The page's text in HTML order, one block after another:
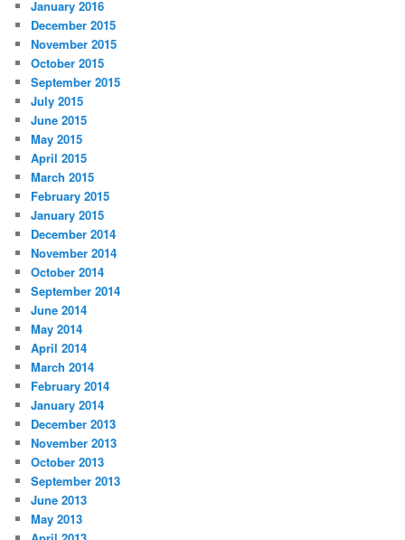
January 2016
December 2015
November 2015
October 2015
September 2015
July 2015
June 2015
May 2015
April 2015
March 2015
February 2015
January 2015
December 2014
November 2014
October 2014
September 2014
June 2014
May 2014
April 2014
March 2014
February 2014
January 2014
December 2013
November 2013
October 2013
September 2013
June 2013
May 2013